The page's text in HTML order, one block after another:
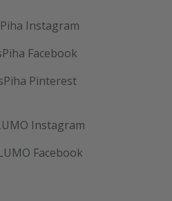
Instagram
Facebook
Pinterest
Instagram
Facebook